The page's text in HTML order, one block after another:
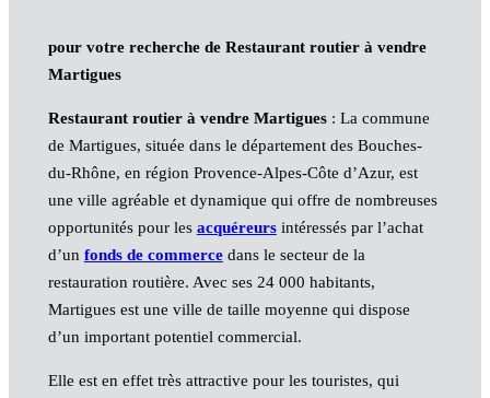
pour votre recherche de Restaurant routier à vendre
Martigues
Restaurant routier à vendre Martigues: La commune
de Martigues, située dans le département des Bouches-
du-Rhône, en région Provence-Alpes-Côte d’Azur, est
une ville agréable et dynamique qui offre de nombreuses
opportunités pour les acquéreursintéressés par l’achat
d’un fonds de commercedans le secteur de la
restauration routière. Avec ses 24 000 habitants,
Martigues est une ville de taille moyenne qui dispose
d’un important potentiel commercial.
Elle est en effet très attractive pour les touristes, qui